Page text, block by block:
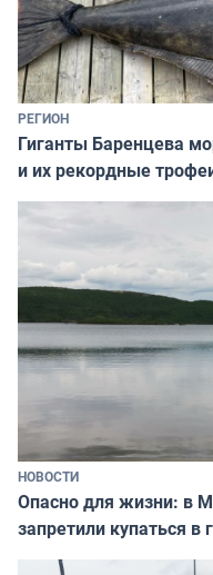
РЕГИОН
Гиганты Баренцева
и их рекордные
НОВОСТИ
Опасно для жизни: в
запретили купаться в